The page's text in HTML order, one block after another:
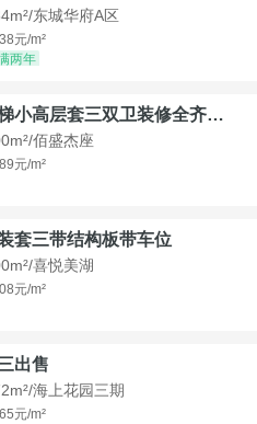
东城华府A区
元/m²
两年
佰盛杰座电梯小高层套三双卫装修全齐诚意出售
佰盛杰座
元/m²
套三带结构板带车位
喜悦美湖
元/m²
出售
海上花园三期
元/m²